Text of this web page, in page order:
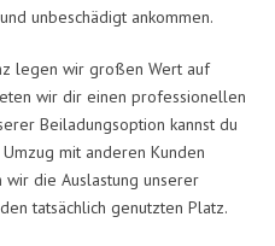
unbeschädigt ankommen.
legen wir großen Wert auf
wir dir einen professionellen
Beiladungsoption kannst du
mit anderen Kunden
die Auslastung unserer
tatsächlich genutzten Platz.